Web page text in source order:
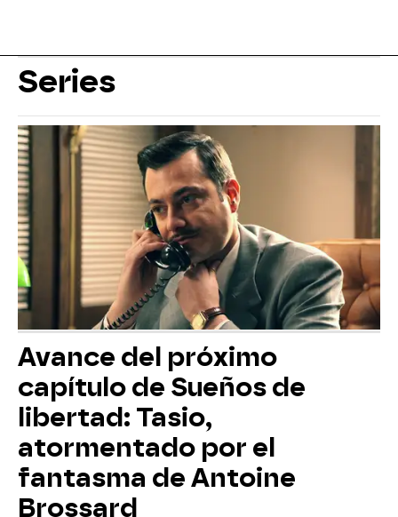
Series
Avance del próximo
capítulo de Sueños de
libertad: Tasio,
atormentado por el
fantasma de Antoine
Brossard